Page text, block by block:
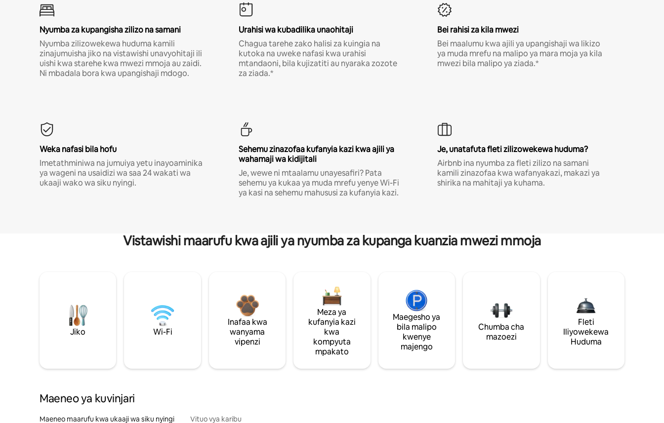
Nyumba za kupangisha zilizo na samani
Nyumba zilizowekewa huduma kamili
zinajumuisha jiko na vistawishi unavyohitaji ili
uishi kwa starehe kwa mwezi mmoja au zaidi.
Ni mbadala bora kwa upangishaji mdogo.
Urahisi wa kubadilika unaohitaji
Chagua tarehe zako halisi za kuingia na
kutoka na uweke nafasi kwa urahisi
mtandaoni, bila kujizatiti au nyaraka zozote
za ziada.*
Bei rahisi za kila mwezi
Bei maalumu kwa ajili ya upangishaji wa likizo
ya muda mrefu na malipo ya mara moja ya kila
mwezi bila malipo ya ziada.*
Weka nafasi bila hofu
Imetathminiwa na jumuiya yetu inayoaminika
ya wageni na usaidizi wa saa 24 wakati wa
ukaaji wako wa siku nyingi.
Sehemu zinazofaa kufanyia kazi kwa ajili ya
wahamaji wa kidijitali
Je, wewe ni mtaalamu unayesafiri? Pata
sehemu ya kukaa ya muda mrefu yenye Wi-Fi
ya kasi na sehemu mahususi za kufanyia kazi.
Je, unatafuta fleti zilizowekewa huduma?
Airbnb ina nyumba za fleti zilizo na samani
kamili zinazofaa kwa wafanyakazi, makazi ya
shirika na mahitaji ya kuhama.
Vistawishi maarufu kwa ajili ya nyumba za kupanga kuanzia mwezi mmoja
Jiko Wi-Fi
Inafaa kwa
wanyama
vipenzi
Meza ya
kufanyia kazi
kwa
kompyuta
mpakato
Maegesho ya
bila malipo
kwenye
majengo
Chumba cha
mazoezi
Fleti
Iliyowekewa
Huduma
Maeneo ya kuvinjari
Maeneo maarufu kwa ukaaji wa siku nyingi Vituo vya karibu